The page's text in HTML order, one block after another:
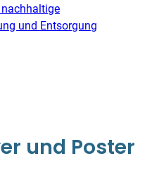
und Entsorgung
und Poster